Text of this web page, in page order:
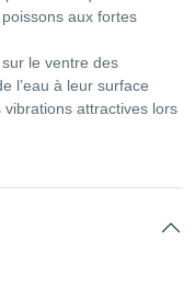
aux fortes
le ventre des
l’eau à leur surface
attractives lors